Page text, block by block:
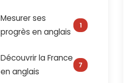
Mesurer ses
progrès en anglais
1
Découvrir la France
en anglais
7